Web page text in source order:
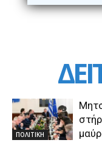
ΠΟΛΙΤΙΚΗ